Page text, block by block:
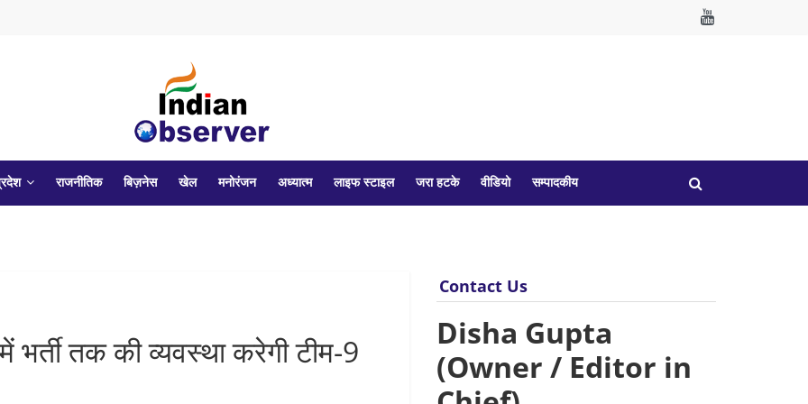
राजनीतिक बिज़नेस खेल मनोरंजन अध्यात्म लाइफ स्टाइल जरा हटके वीडियो सम्पादकीय
तक की व्यवस्था करेगी टीम-9
Contact Us
Disha Gupta
(Owner / Editor in